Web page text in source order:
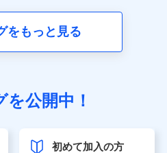
）
（https://neofirst.co.jp/）
をもっと見る
公開中！
初めて加入の方